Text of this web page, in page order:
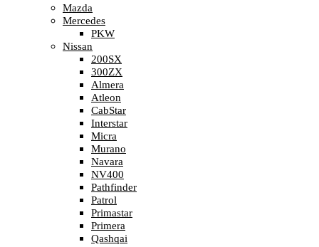
Mazda
Mercedes
PKW
Nissan
200SX
300ZX
Almera
Atleon
CabStar
Interstar
Micra
Murano
Navara
NV400
Pathfinder
Patrol
Primastar
Primera
Qashqai